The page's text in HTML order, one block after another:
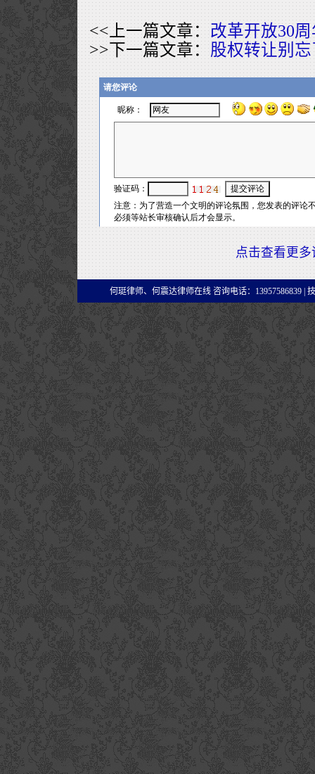
<<上一篇文章：改革开放30
>>下一篇文章：股权转让别
点击查看更多
何珽律师、何震达律师在线 咨询电话：13957586839 |